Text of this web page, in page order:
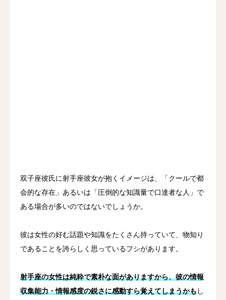
双子座彼氏に射手座彼女が抱くイメージは、「クールで都
会的な存在」あるいは「圧倒的な知識量で口達者な人」で
ある場合が多いのではないでしょうか。
彼は女性の好む話題や知識をたくさん持っていて、物知り
であることを誇らしく思っているフシがあります。
射手座の女性は純粋で素朴な面がありますから、彼の情報
収集能力・情報感度の鋭さに感動すら覚えてしまうかもし